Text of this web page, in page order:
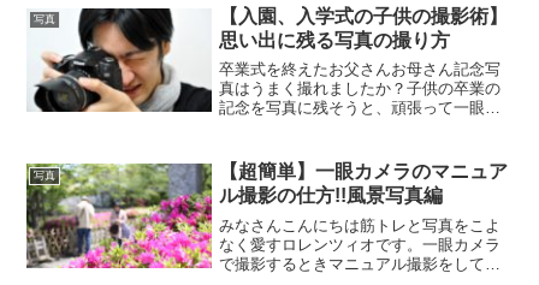
十分なのか？わからないですよね。ISO
感度（イソかんど）と...
写真
【入園、入学式の子供の撮影術】
思い出に残る写真の撮り方
卒業式を終えたお父さんお母さん記念写
真はうまく撮れましたか？子供の卒業の
記念を写真に残そうと、頑張って一眼カ
いと思います。そこで今回は卒業式はう
まく行かなかった人が入学...
写真
【超簡単】一眼カメラのマニュア
ル撮影の仕方!!風景写真編
みなさんこんにちは筋トレと写真をこよ
なく愛すロレンツィオです。一眼カメラ
で撮影するときマニュアル撮影をしてみ